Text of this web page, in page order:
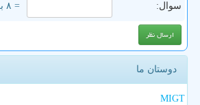
سوال: = ۸ بعلاوه ۳
دوستان ما
MIGT